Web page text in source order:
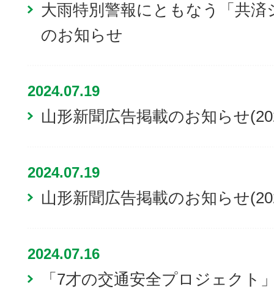
大雨特別警報にともなう「共
のお知らせ
2024.07.19
山形新聞広告掲載のお知らせ
2024.07.19
山形新聞広告掲載のお知らせ
2024.07.16
「7才の交通安全プロジェクト